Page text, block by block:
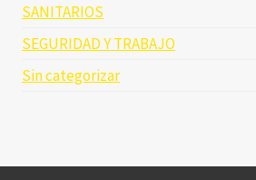
SANITARIOS
SEGURIDAD Y TRABAJO
Sin categorizar